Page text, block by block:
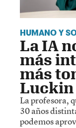
HUMANO Y
La IA
más
más
Luckin
La profesora,
30 años
podemos